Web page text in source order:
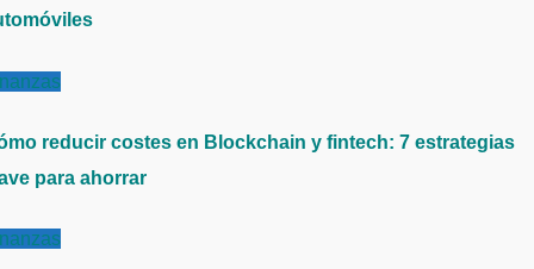
reducir costes en Blockchain y fintech: 7 estrategias
para ahorrar